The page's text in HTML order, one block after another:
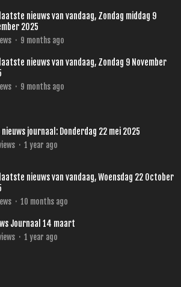
nieuws van vandaag, Zondag middag 9
2025
· 9 months ago
nieuws van vandaag, Zondag 9 November
· 9 months ago
journaal: Donderdag 22 mei 2025
· 1 year ago
nieuws van vandaag, Woensdag 22 October
· 10 months ago
Journaal 14 maart
· 1 year ago